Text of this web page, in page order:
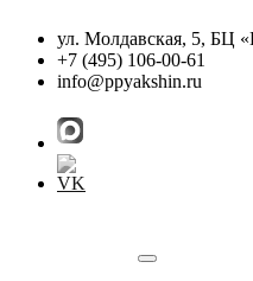
ул. Молдавская, 5, БЦ
+7 (495) 106-00-61
info@ppyakshin.ru